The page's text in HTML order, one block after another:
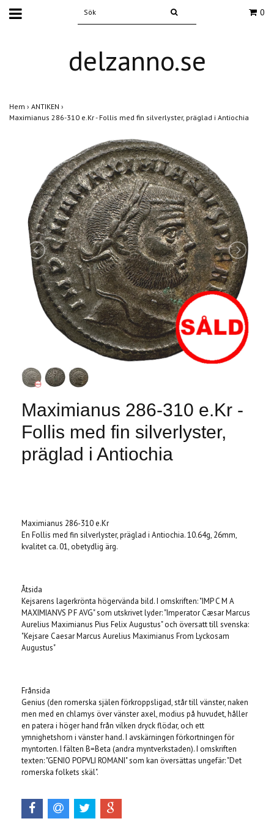
0
delzanno.se
Hem › ANTIKEN ›
Maximianus 286-310 e.Kr - Follis med fin silverlyster, präglad i Antiochia
Maximianus 286-310 e.Kr -
Follis med fin silverlyster,
präglad i Antiochia
Maximianus 286-310 e.Kr
En Follis med fin silverlyster, präglad i Antiochia. 10.64g, 26mm,
kvalitet ca. 01, obetydlig ärg.
Åtsida
Kejsarens lagerkrönta högervända bild. I omskriften: "IMP C M A
MAXIMIANVS P F AVG" som utskrivet lyder: "Imperator Cæsar Marcus
Aurelius Maximianus Pius Felix Augustus" och översatt till svenska:
"Kejsare Caesar Marcus Aurelius Maximianus From Lyckosam
Augustus"
Frånsida
Genius (den romerska själen förkroppsligad, står till vänster, naken
men med en chlamys över vänster axel, modius på huvudet, håller
en patera i höger hand från vilken dryck flödar, och ett
ymnighetshorn i vänster hand. I avskärningen förkortningen för
myntorten. I fälten B=Beta (andra myntverkstaden). I omskriften
texten: "GENIO POPVLI ROMANI" som kan översättas ungefär: "Det
romerska folkets skäl".